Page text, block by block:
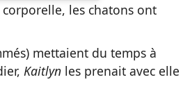
les chatons ont
mettaient du temps à
Kaitlyn les prenait avec elle